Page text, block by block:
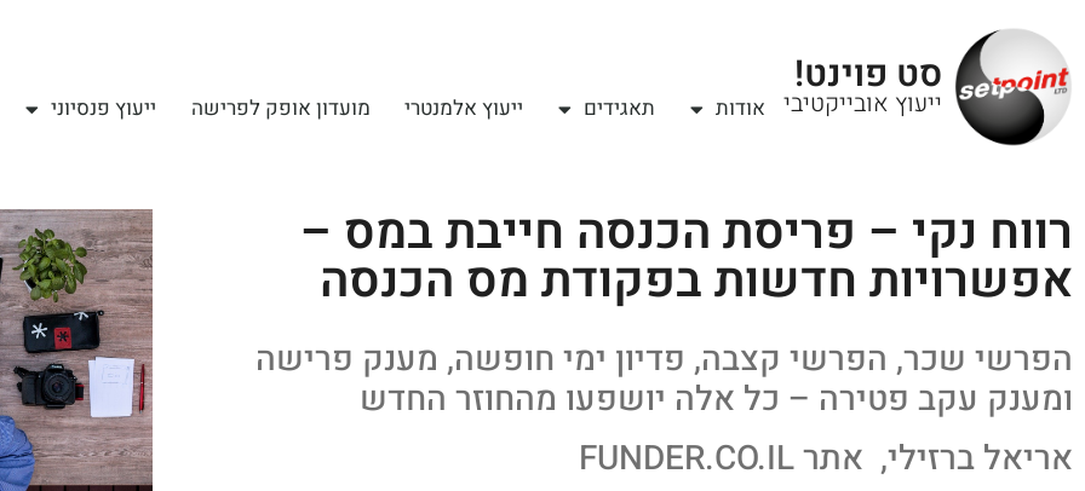
סט פוינט!
ייעוץ אובייקטיבי אודות תאגידים ייעוץ אלמנטרי מועדון אופק לפרישה ייעוץ פנסיוני
רווח נקי – פריסת הכנסה חייבת במס –
אפשרויות חדשות בפקודת מס הכנסה
הפרשי שכר, הפרשי קצבה, פדיון ימי חופשה, מענק פרישה
ומענק עקב פטירה – כל אלה יושפעו מהחוזר החדש
אריאל ברזילי, אתר FUNDER.CO.IL